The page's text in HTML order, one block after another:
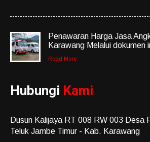
Penawaran Harga Jasa
Karawang Melalui dokumen
Read More
Hubungi Kami
Dusun Kalijaya RT 008 RW 003 Desa
Teluk Jambe Timur - Kab. Karawang